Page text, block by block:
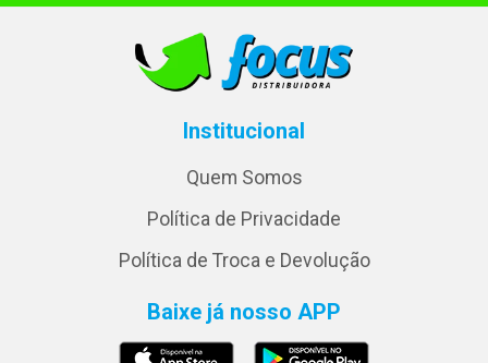
Institucional
Quem Somos
Política de Privacidade
Política de Troca e Devolução
Baixe já nosso APP